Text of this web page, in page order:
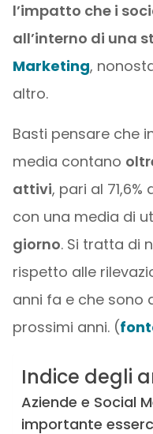
l’impatto che i
all’interno di una
Marketing,
altro.
Basti pensare che
media contano
attivi, pari al
con una media di
giorno. Si tratta di
rispetto alle
anni fa e che sono
prossimi anni. (
Indice degli
Aziende e Social
importante